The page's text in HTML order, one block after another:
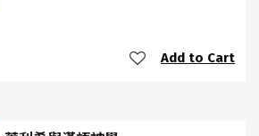
Add to Cart